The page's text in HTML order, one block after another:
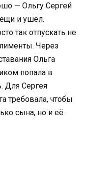
— Ольгу Сергей
и ушёл.
так отпускать не
Через
Ольга
попала в
Для Сергея
требовала, чтобы
сына, но и её.